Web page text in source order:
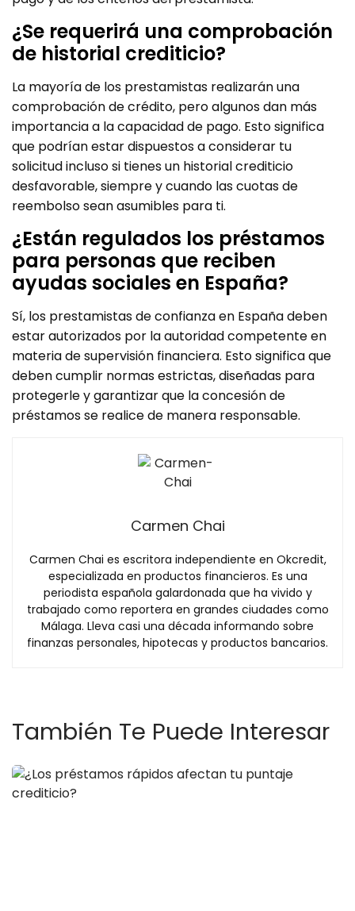
¿Se requerirá una comprobación
de historial crediticio?
La mayoría de los prestamistas realizarán una
comprobación de crédito, pero algunos dan más
importancia a la capacidad de pago. Esto significa
que podrían estar dispuestos a considerar tu
solicitud incluso si tienes un historial crediticio
desfavorable, siempre y cuando las cuotas de
reembolso sean asumibles para ti.
¿Están regulados los préstamos
para personas que reciben
ayudas sociales en España?
Sí, los prestamistas de confianza en España deben
estar autorizados por la autoridad competente en
materia de supervisión financiera. Esto significa que
deben cumplir normas estrictas, diseñadas para
protegerle y garantizar que la concesión de
préstamos se realice de manera responsable.
Carmen Chai
Carmen Chai es escritora independiente en Okcredit,
especializada en productos financieros. Es una
periodista española galardonada que ha vivido y
trabajado como reportera en grandes ciudades como
Málaga. Lleva casi una década informando sobre
finanzas personales, hipotecas y productos bancarios.
También Te Puede Interesar